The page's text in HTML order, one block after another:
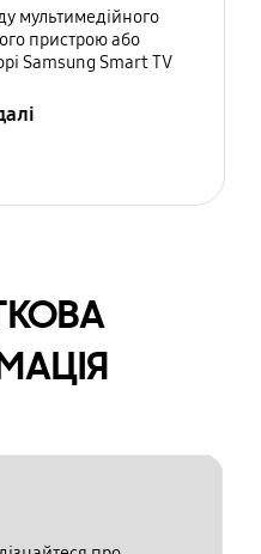
мультимедійного
пристрою або
Samsung Smart TV